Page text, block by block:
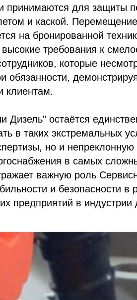
принимаются для защиты
и каской.
на бронированной
требования к
которые
обязанности,
клиентам.
Дизель" остаётся
в таких экстремальных
но и
в самых
важную роль
и безопасности в
предприятий в индустрии